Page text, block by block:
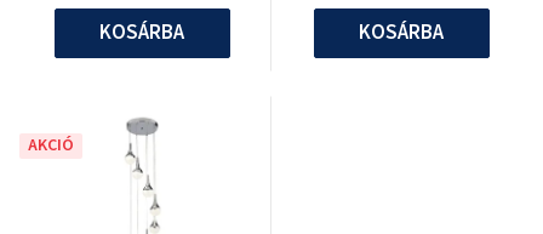
KOSÁRBA KOSÁRBA
AKCIÓ